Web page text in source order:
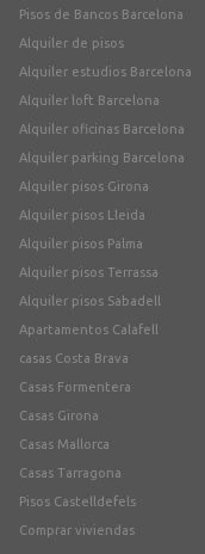
Pisos de Bancos Barcelona
Alquiler de pisos
Alquiler estudios Barcelona
Alquiler loft Barcelona
Alquiler oficinas Barcelona
Alquiler parking Barcelona
Alquiler pisos Girona
Alquiler pisos Lleida
Alquiler pisos Palma
Alquiler pisos Terrassa
Alquiler pisos Sabadell
Apartamentos Calafell
casas Costa Brava
Casas Formentera
Casas Girona
Casas Mallorca
Casas Tarragona
Pisos Castelldefels
Comprar viviendas